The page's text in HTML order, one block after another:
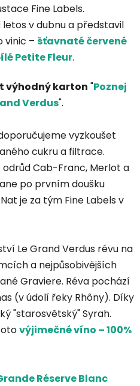
Fine Labels.
v dubnu a představil
vinic – šťavnaté červené
Petite Fleur.
výhodný karton "Poznej
Verdus".
vyzkoušet
cukru a filtrace.
odrůd Cab-Franc, Merlot a
po prvním doušku
je za tým Fine Labels v
Le Grand Verdus révu na
a nejpůsobivějších
Graviere. Réva pochází
(v údolí řeky Rhôny). Díky
"starosvětský" Syrah.
výjimečné víno – 100%
Réserve Blanc